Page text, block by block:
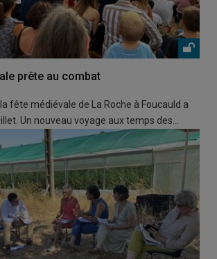
prête au combat
la fête médiévale de La Roche à Foucauld a
Un nouveau voyage aux temps des…